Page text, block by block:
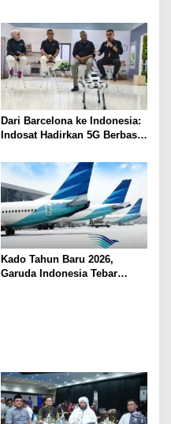
Muharram 1448 H
Dari Barcelona ke Indonesia:
Indosat Hadirkan 5G Berbasis
Kado Tahun Baru 2026,
Garuda Indonesia Tebar